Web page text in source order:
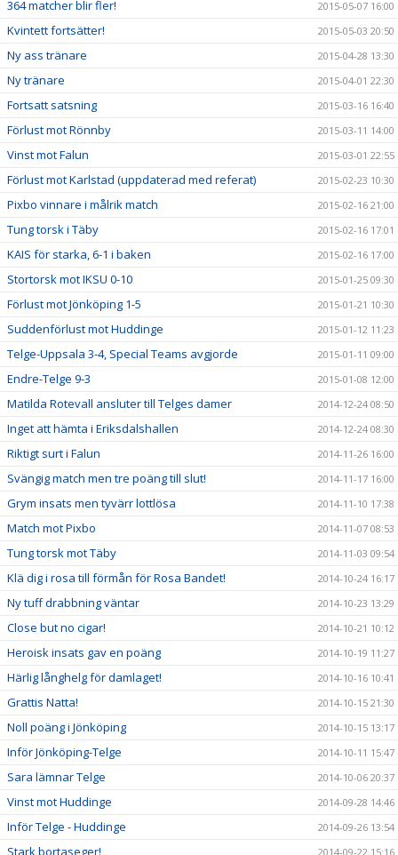
364 matcher blir fler! 2015-05-07 16:00
Kvintett fortsätter! 2015-05-03 20:50
Ny ass tränare 2015-04-28 13:30
Ny tränare 2015-04-01 22:30
Fortsatt satsning 2015-03-16 16:40
Förlust mot Rönnby 2015-03-11 14:00
Vinst mot Falun 2015-03-01 22:55
Förlust mot Karlstad (uppdaterad med referat) 2015-02-23 10:30
Pixbo vinnare i målrik match 2015-02-16 21:00
Tung torsk i Täby 2015-02-16 17:01
KAIS för starka, 6-1 i baken 2015-02-16 17:00
Stortorsk mot IKSU 0-10 2015-01-25 09:30
Förlust mot Jönköping 1-5 2015-01-21 10:30
Suddenförlust mot Huddinge 2015-01-12 11:23
Telge-Uppsala 3-4, Special Teams avgjorde 2015-01-11 09:00
Endre-Telge 9-3 2015-01-08 12:00
Matilda Rotevall ansluter till Telges damer 2014-12-24 08:50
Inget att hämta i Eriksdalshallen 2014-12-24 08:30
Riktigt surt i Falun 2014-11-26 16:00
Svängig match men tre poäng till slut! 2014-11-17 16:00
Grym insats men tyvärr lottlösa 2014-11-10 17:38
Match mot Pixbo 2014-11-07 08:53
Tung torsk mot Täby 2014-11-03 09:54
Klä dig i rosa till förmån för Rosa Bandet! 2014-10-24 16:17
Ny tuff drabbning väntar 2014-10-23 13:29
Close but no cigar! 2014-10-21 10:12
Heroisk insats gav en poäng 2014-10-19 11:27
Härlig långhelg för damlaget! 2014-10-16 10:41
Grattis Natta! 2014-10-15 21:30
Noll poäng i Jönköping 2014-10-15 13:17
Inför Jönköping-Telge 2014-10-11 15:47
Sara lämnar Telge 2014-10-06 20:37
Vinst mot Huddinge 2014-09-28 14:46
Inför Telge - Huddinge 2014-09-26 13:54
Stark bortaseger! 2014-09-22 15:16